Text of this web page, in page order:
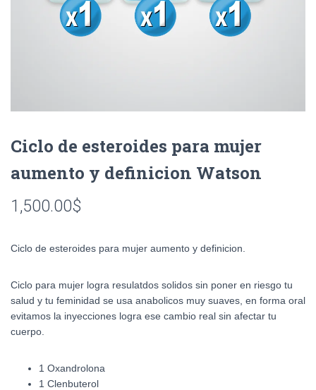
Ciclo de esteroides para mujer
aumento y definicion Watson
1,500.00$
Ciclo de esteroides para mujer aumento y definicion.
Ciclo para mujer logra resulatdos solidos sin poner en riesgo tu
salud y tu feminidad se usa anabolicos muy suaves, en forma oral
evitamos la inyecciones logra ese cambio real sin afectar tu
cuerpo.
1 Oxandrolona
1 Clenbuterol